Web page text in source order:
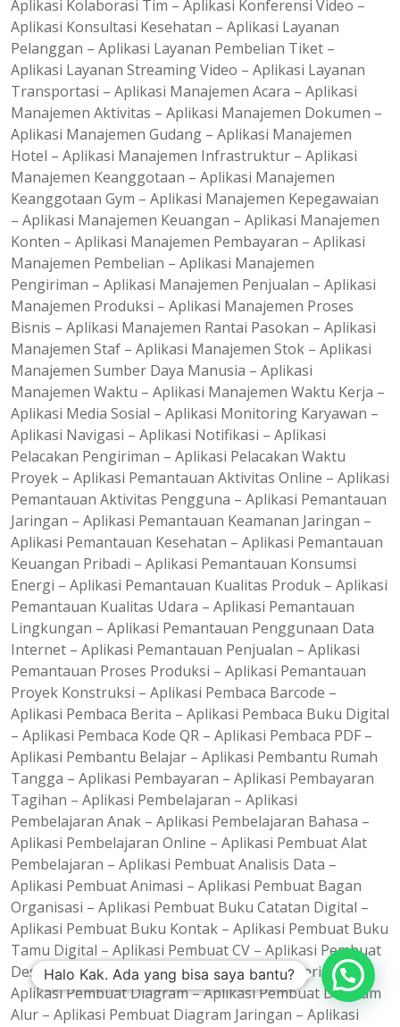
Aplikasi Kolaborasi Tim – Aplikasi Konferensi Video –
Aplikasi Konsultasi Kesehatan – Aplikasi Layanan
Pelanggan – Aplikasi Layanan Pembelian Tiket –
Aplikasi Layanan Streaming Video – Aplikasi Layanan
Transportasi – Aplikasi Manajemen Acara – Aplikasi
Manajemen Aktivitas – Aplikasi Manajemen Dokumen –
Aplikasi Manajemen Gudang – Aplikasi Manajemen
Hotel – Aplikasi Manajemen Infrastruktur – Aplikasi
Manajemen Keanggotaan – Aplikasi Manajemen
Keanggotaan Gym – Aplikasi Manajemen Kepegawaian
– Aplikasi Manajemen Keuangan – Aplikasi Manajemen
Konten – Aplikasi Manajemen Pembayaran – Aplikasi
Manajemen Pembelian – Aplikasi Manajemen
Pengiriman – Aplikasi Manajemen Penjualan – Aplikasi
Manajemen Produksi – Aplikasi Manajemen Proses
Bisnis – Aplikasi Manajemen Rantai Pasokan – Aplikasi
Manajemen Staf – Aplikasi Manajemen Stok – Aplikasi
Manajemen Sumber Daya Manusia – Aplikasi
Manajemen Waktu – Aplikasi Manajemen Waktu Kerja –
Aplikasi Media Sosial – Aplikasi Monitoring Karyawan –
Aplikasi Navigasi – Aplikasi Notifikasi – Aplikasi
Pelacakan Pengiriman – Aplikasi Pelacakan Waktu
Proyek – Aplikasi Pemantauan Aktivitas Online – Aplikasi
Pemantauan Aktivitas Pengguna – Aplikasi Pemantauan
Jaringan – Aplikasi Pemantauan Keamanan Jaringan –
Aplikasi Pemantauan Kesehatan – Aplikasi Pemantauan
Keuangan Pribadi – Aplikasi Pemantauan Konsumsi
Energi – Aplikasi Pemantauan Kualitas Produk – Aplikasi
Pemantauan Kualitas Udara – Aplikasi Pemantauan
Lingkungan – Aplikasi Pemantauan Penggunaan Data
Internet – Aplikasi Pemantauan Penjualan – Aplikasi
Pemantauan Proses Produksi – Aplikasi Pemantauan
Proyek Konstruksi – Aplikasi Pembaca Barcode –
Aplikasi Pembaca Berita – Aplikasi Pembaca Buku Digital
– Aplikasi Pembaca Kode QR – Aplikasi Pembaca PDF –
Aplikasi Pembantu Belajar – Aplikasi Pembantu Rumah
Tangga – Aplikasi Pembayaran – Aplikasi Pembayaran
Tagihan – Aplikasi Pembelajaran – Aplikasi
Pembelajaran Anak – Aplikasi Pembelajaran Bahasa –
Aplikasi Pembelajaran Online – Aplikasi Pembuat Alat
Pembelajaran – Aplikasi Pembuat Analisis Data –
Aplikasi Pembuat Animasi – Aplikasi Pembuat Bagan
Organisasi – Aplikasi Pembuat Buku Catatan Digital –
Aplikasi Pembuat Buku Kontak – Aplikasi Pembuat Buku
Tamu Digital – Aplikasi Pembuat CV – Aplikasi Pembuat
Desain Grafis – Aplikasi Pembuat Desain Interior –
Aplikasi Pembuat Diagram – Aplikasi Pembuat Diagram
Alur – Aplikasi Pembuat Diagram Jaringan – Aplikasi
Halo Kak. Ada yang bisa saya bantu?